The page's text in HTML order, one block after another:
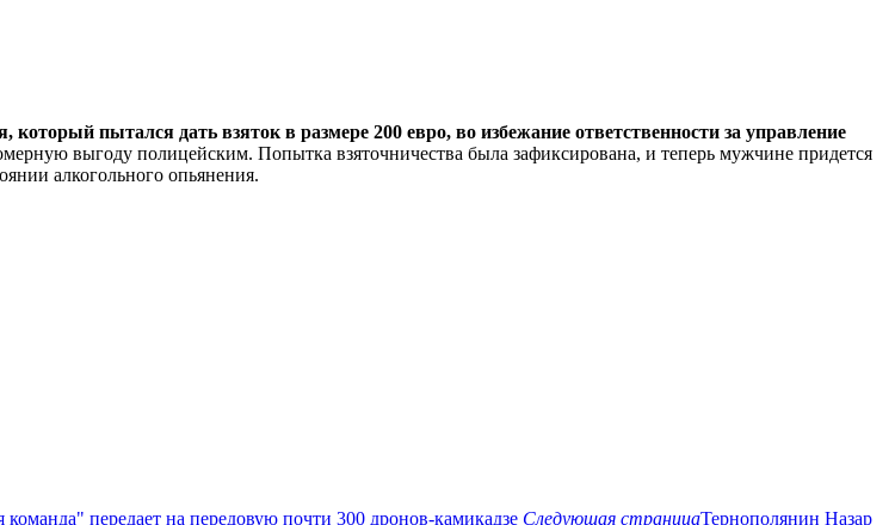
пытался дать взяток в размере 200 евро, во избежание ответственности за управление
выгоду полицейским. Попытка взяточничества была зафиксирована, и теперь мужчине придется
алкогольного опьянения.
передает на передовую почти 300 дронов-камикадзе Следующая страницаТернополянин Назар